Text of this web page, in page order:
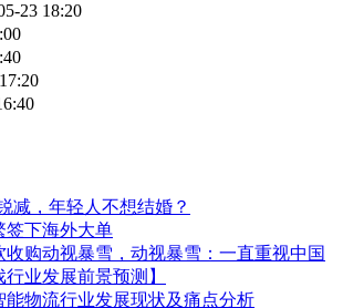
23 18:20
减，年轻人不想结婚？
签下海外大单
收购动视暴雪，动视暴雪：一直重视中国
业发展前景预测】
能物流行业发展现状及痛点分析